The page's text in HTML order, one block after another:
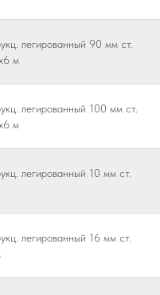
легированный 90 мм ст.
м
легированный 100 мм ст.
м
легированный 10 мм ст.
легированный 16 мм ст.